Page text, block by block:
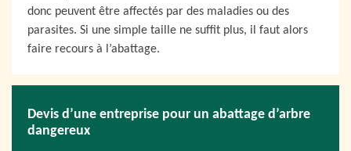
donc peuvent être affectés par des maladies ou des
parasites. Si une simple taille ne suffit plus, il faut alors
faire recours à l’abattage.
Devis d’une entreprise pour un abattage d’arbre
dangereux